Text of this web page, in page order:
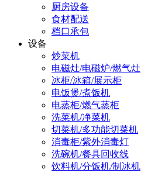
厨房设备
食材配送
档口承包
设备
炒菜机
电磁灶/电磁炉/燃气灶
冰柜/冰箱/展示柜
电饭煲/煮饭机
电蒸柜/燃气蒸柜
洗菜机/净菜机
切菜机/多功能切菜机
消毒柜/紫外消毒灯
洗碗机/餐具回收线
饮料机/分饭机/制冰机